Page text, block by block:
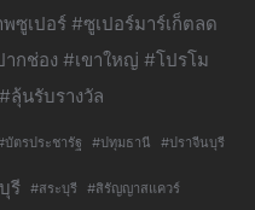
ซูเปอร์ #ซูเปอร์มาร์เก็ตลด
กช่อง #เขาใหญ่ #โปรโม
ลุ้นรับรางวัล
บัตรประชารัฐ #ปทุมธานี #ปราจีนบุรี
รี #สระบุรี #สิรัญญาสแควร์